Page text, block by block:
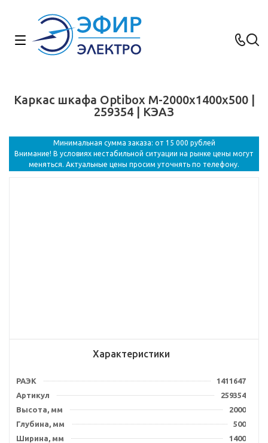
Каркас шкафа Optibox M-2000х1400х500 |
259354 | КЭАЗ
Минимальная сумма заказа: от 15 000 рублей
Внимание! В условиях нестабильной ситуации на рынке цены могут
меняться. Актуальные цены просим уточнять по телефону.
Характеристики
РАЭК
1411647
Артикул
259354
Высота, мм
2000
Глубина, мм
500
Ширина, мм
1400